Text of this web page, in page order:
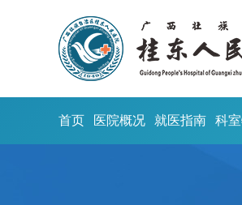
首页 医院概况 就医指南 科